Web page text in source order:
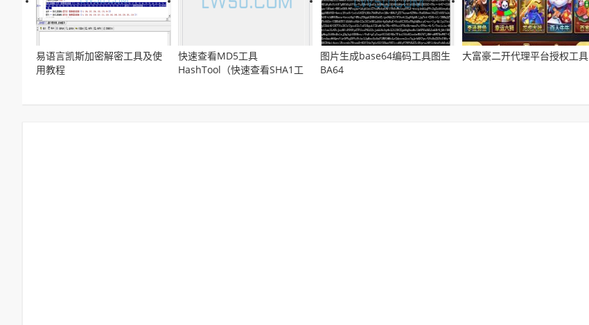
易语言凯斯加密解密工具及使
用教程
快速查看MD5工具
HashTool（快速查看SHA1工
图片生成base64编码工具图生
BA64
大富豪二开代理平台授权工具